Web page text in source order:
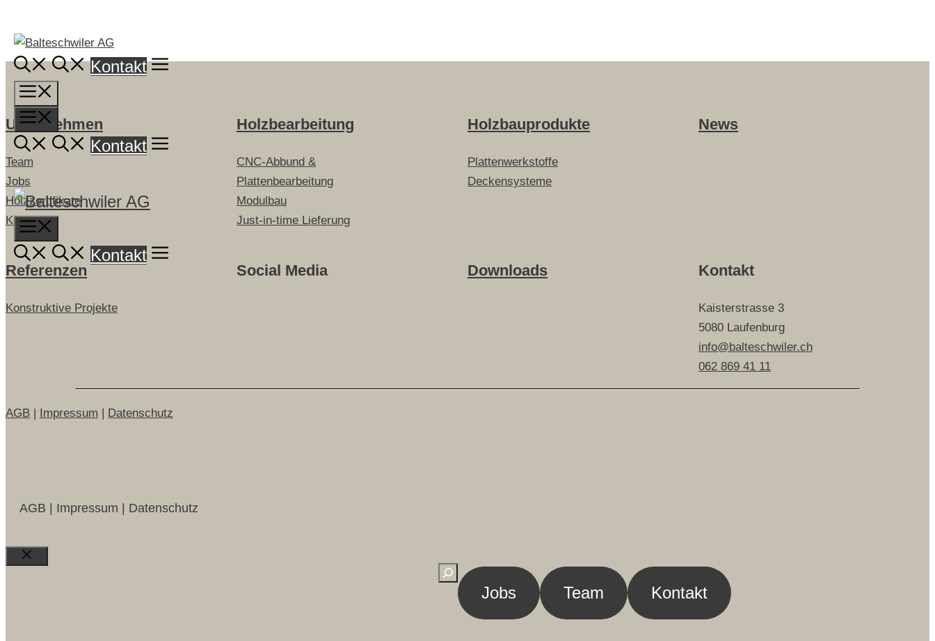
zum
Inhalt
Kontakt
Menü
Kontakt
Kontakt
Unternehmen
Team
Jobs
Holzzertifikate
Kontakt
Holzbearbeitung
CNC-Abbund &
Plattenbearbeitung
Modulbau
Just-in-time Lieferung
Holzbauprodukte
Plattenwerkstoffe
Deckensysteme
News
Referenzen
Konstruktive Projekte
Social Media Downloads Kontakt
Kaisterstrasse 3
5080 Laufenburg
info@balteschwiler.ch
062 869 41 11
AGB | Impressum | Datenschutz
AGB | Impressum | Datenschutz
Close Suchen
Jobs Team Kontakt